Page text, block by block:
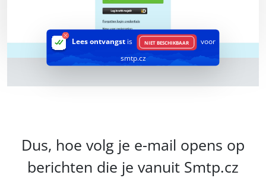
Lees ontvangst is NIET BESCHIKBAAR
voor
smtp.cz
Dus, hoe volg je e-mail opens op
berichten die je vanuit Smtp.cz